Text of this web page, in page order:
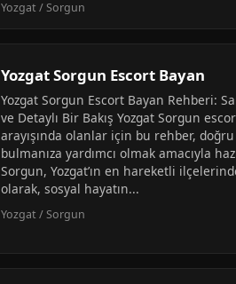
Yozgat / Sorgun
Yozgat Sorgun Escort Bayan
Yozgat Sorgun Escort Bayan Rehberi:
ve Detaylı Bir Bakış Yozgat Sorgun
arayışında olanlar için bu rehber,
bulmanıza yardımcı olmak amacıyla
Sorgun, Yozgat’ın en hareketli
olarak, sosyal hayatın...
Yozgat / Sorgun